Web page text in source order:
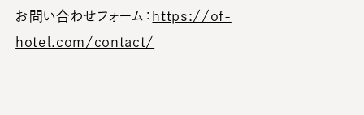
お問い合わせフォーム： https://of-
hotel.com/contact/